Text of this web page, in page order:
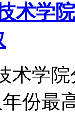
术学
术学
份最